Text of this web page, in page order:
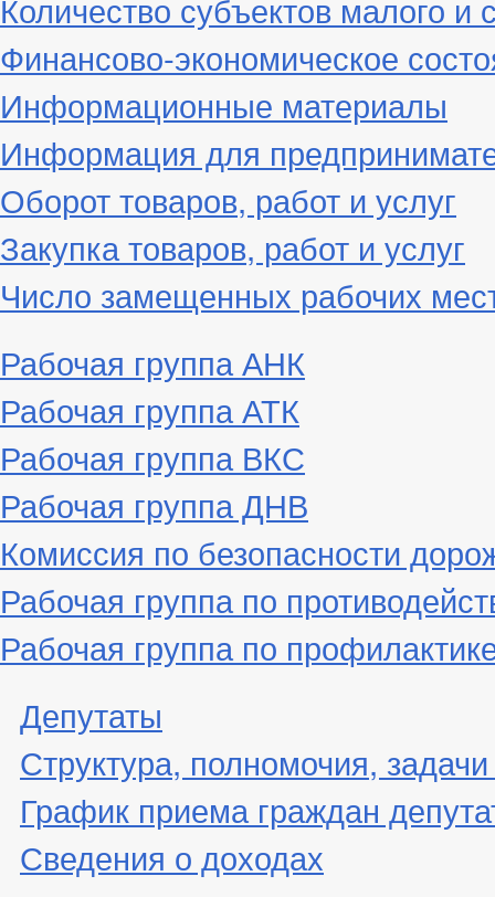
Финансово-экономическое
Информационные материалы
Информация для
Оборот товаров, работ и услуг
Закупка товаров, работ и услуг
Число замещенных рабочих
Рабочая группа АНК
Рабочая группа АТК
Рабочая группа ВКС
Рабочая группа ДНВ
Комиссия по безопасности
Рабочая группа по
Рабочая группа по
Депутаты
Структура, полномочия,
График приема граждан
Сведения о доходах